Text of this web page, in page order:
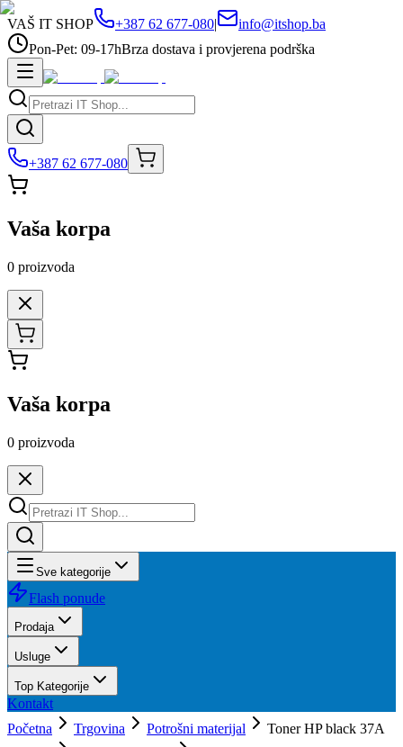
VAŠ IT SHOP +387 62 677-080|
info@itshop.ba
Pon-Pet: 09-17hBrza dostava i provjerena podrška
+387 62 677-080
Vaša korpa
0 proizvoda
Vaša korpa
0 proizvoda
Sve kategorije
Flash ponude
Prodaja
Usluge
Top Kategorije
Kontakt
Početna
Trgovina Potrošni materijal
Toner HP black 37A